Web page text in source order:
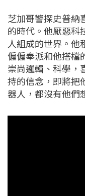
芝加哥警探史普納
的時代。他厭惡科
人組成的世界。他
偏偏奉派和他搭檔
崇尚邏輯、科學，
持的信念，即將把
器人，都沒有他